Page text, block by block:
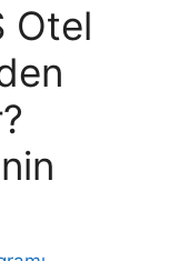
Otel